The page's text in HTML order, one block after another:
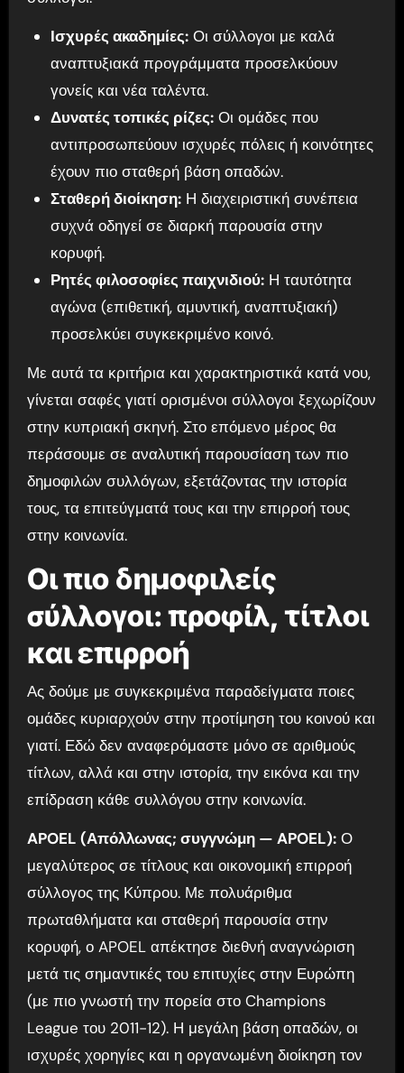
Ισχυρές ακαδημίες:Οι σύλλογοι με καλά
αναπτυξιακά προγράμματα προσελκύουν
γονείς και νέα ταλέντα.
Δυνατές τοπικές ρίζες:Οι ομάδες που
αντιπροσωπεύουν ισχυρές πόλεις ή κοινότητες
έχουν πιο σταθερή βάση οπαδών.
Σταθερή διοίκηση:Η διαχειριστική συνέπεια
συχνά οδηγεί σε διαρκή παρουσία στην
κορυφή.
Ρητές φιλοσοφίες παιχνιδιού:Η ταυτότητα
αγώνα (επιθετική, αμυντική, αναπτυξιακή)
προσελκύει συγκεκριμένο κοινό.
Με αυτά τα κριτήρια και χαρακτηριστικά κατά νου,
γίνεται σαφές γιατί ορισμένοι σύλλογοι ξεχωρίζουν
στην κυπριακή σκηνή. Στο επόμενο μέρος θα
περάσουμε σε αναλυτική παρουσίαση των πιο
δημοφιλών συλλόγων, εξετάζοντας την ιστορία
τους, τα επιτεύγματά τους και την επιρροή τους
στην κοινωνία.
Οι πιο δημοφιλείς
σύλλογοι: προφίλ, τίτλοι
και επιρροή
Ας δούμε με συγκεκριμένα παραδείγματα ποιες
ομάδες κυριαρχούν στην προτίμηση του κοινού και
γιατί. Εδώ δεν αναφερόμαστε μόνο σε αριθμούς
τίτλων, αλλά και στην ιστορία, την εικόνα και την
επίδραση κάθε συλλόγου στην κοινωνία.
APOEL (Απόλλωνας; συγγνώμη — APOEL):Ο
μεγαλύτερος σε τίτλους και οικονομική επιρροή
σύλλογος της Κύπρου. Με πολυάριθμα
πρωταθλήματα και σταθερή παρουσία στην
κορυφή, ο APOEL απέκτησε διεθνή αναγνώριση
μετά τις σημαντικές του επιτυχίες στην Ευρώπη
(με πιο γνωστή την πορεία στο Champions
League του 2011-12). Η μεγάλη βάση οπαδών, οι
ισχυρές χορηγίες και η οργανωμένη διοίκηση τον